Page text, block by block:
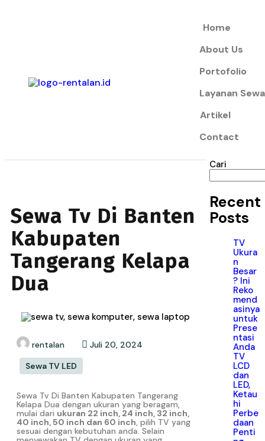
Home
About Us
Portofolio
Layanan Sewa
Artikel
Contact
Sewa Tv Di Banten
Kabupaten
Tangerang Kelapa
Dua
rentalan
Juli 20, 2024
Sewa TV LED
Sewa Tv Di Banten Kabupaten Tangerang
Kelapa Dua dengan ukuran yang beragam,
mulai dari ukuran 22 inch, 24 inch, 32 inch,
40 inch, 50 inch dan 60 inch, pilih TV yang
sesuai dengan kebutuhan anda. Selain
Cari
Recent
Posts
TV
Ukura
n
Besar
? Ini
Reko
mend
asinya
untuk
Prese
ntasi
Anda
TV
LCD
dan
LED,
Ketau
hi
Perbe
daan
Penti